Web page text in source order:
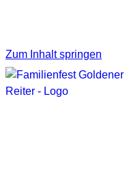
Zum Inhalt springen